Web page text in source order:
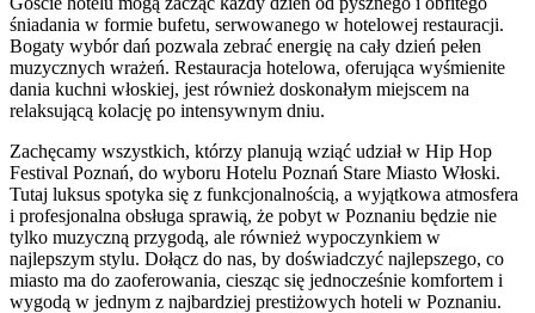
śniadania w formie bufetu, serwowanego w hotelowej restauracji.
Bogaty wybór dań pozwala zebrać energię na cały dzień pełen
muzycznych wrażeń. Restauracja hotelowa, oferująca wyśmienite
dania kuchni włoskiej, jest również doskonałym miejscem na
relaksującą kolację po intensywnym dniu.
Zachęcamy wszystkich, którzy planują wziąć udział w Hip Hop
Festival Poznań, do wyboru Hotelu Poznań Stare Miasto Włoski.
Tutaj luksus spotyka się z funkcjonalnością, a wyjątkowa atmosfera
i profesjonalna obsługa sprawią, że pobyt w Poznaniu będzie nie
tylko muzyczną przygodą, ale również wypoczynkiem w
najlepszym stylu. Dołącz do nas, by doświadczyć najlepszego, co
miasto ma do zaoferowania, ciesząc się jednocześnie komfortem i
wygodą w jednym z najbardziej prestiżowych hoteli w Poznaniu.